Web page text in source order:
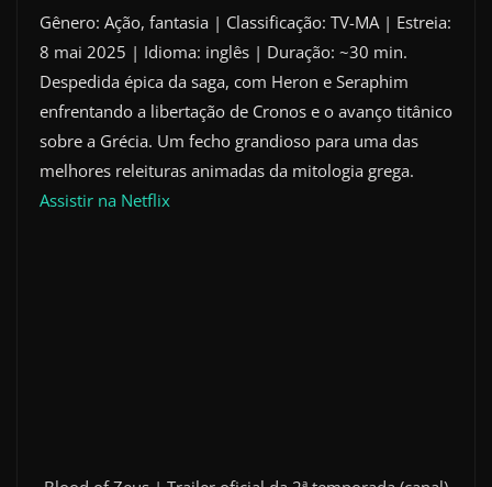
Gênero: Ação, fantasia | Classificação: TV-MA | Estreia:
8 mai 2025 | Idioma: inglês | Duração: ~30 min.
Despedida épica da saga, com Heron e Seraphim
enfrentando a libertação de Cronos e o avanço titânico
sobre a Grécia. Um fecho grandioso para uma das
melhores releituras animadas da mitologia grega.
Assistir na Netflix